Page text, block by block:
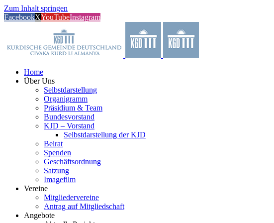
Zum Inhalt springen
FacebookXYouTubeInstagram
Home
Über Uns
Selbstdarstellung
Organigramm
Präsidium & Team
Bundesvorstand
KJD – Vorstand
Selbstdarstellung der KJD
Beirat
Spenden
Geschäftsordnung
Satzung
Imagefilm
Vereine
Mitgliedervereine
Antrag auf Mitgliedschaft
Angebote